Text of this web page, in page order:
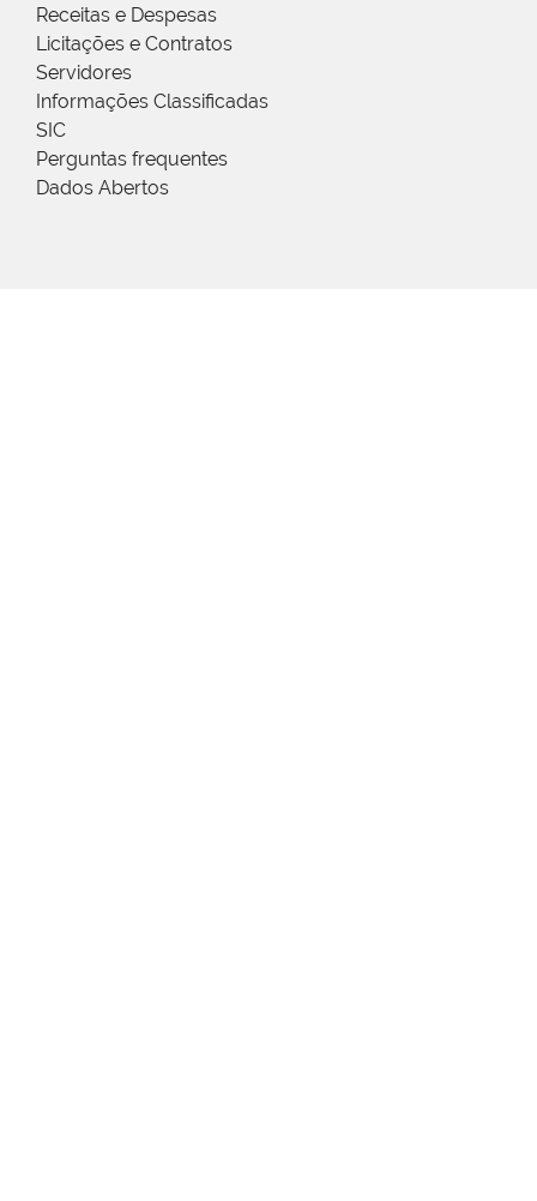
Receitas e Despesas
Licitações e Contratos
Servidores
Informações Classificadas
SIC
Perguntas frequentes
Dados Abertos